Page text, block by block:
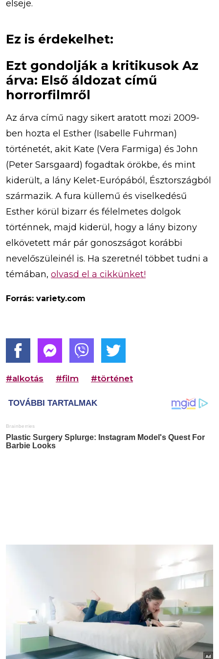
elseje.
Ez is érdekelhet:
Ezt gondolják a kritikusok Az
árva: Első áldozat című
horrorfilmről
Az árva című nagy sikert aratott mozi 2009-
ben hozta el Esther (Isabelle Fuhrman)
történetét, akit Kate (Vera Farmiga) és John
(Peter Sarsgaard) fogadtak örökbe, és mint
kiderült, a lány Kelet-Európából, Észtországból
származik. A fura küllemű és viselkedésű
Esther körül bizarr és félelmetes dolgok
történnek, majd kiderül, hogy a lány bizony
elkövetett már pár gonoszságot korábbi
nevelőszüleinél is. Ha szeretnél többet tudni a
témában, olvasd el a cikkünket!
Forrás: variety.com
#alkotás #film #történet